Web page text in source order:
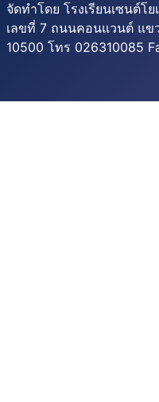
จัดทำโดย โรงเรียนเซนต์โ
เลขที่ 7 ถนนคอนแวนต์ แข
10500 โทร 026310085